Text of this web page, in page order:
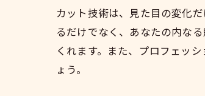
カット技術は、見た目の変化
るだけでなく、あなたの内な
くれます。また、プロフェッ
ょう。